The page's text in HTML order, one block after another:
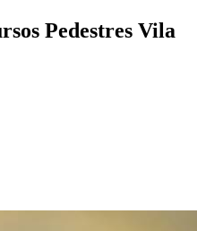
Pedestres Vila